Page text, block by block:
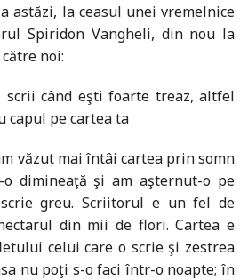
astăzi, la ceasul unei vremelnice
Spiridon Vangheli, din nou la
noi:
scrii când eşti foarte treaz, altfel
capul pe cartea ta
văzut mai întâi cartea prin somn
dimineaţă şi am aşternut-o pe
greu. Scriitorul e un fel de
din mii de flori. Cartea e
celui care o scrie şi zestrea
nu poţi s-o faci într-o noapte; în